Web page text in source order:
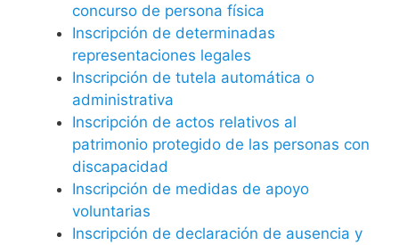
concurso de persona física
Inscripción de determinadas
representaciones legales
Inscripción de tutela automática o
administrativa
Inscripción de actos relativos al
patrimonio protegido de las personas con
discapacidad
Inscripción de medidas de apoyo
voluntarias
Inscripción de declaración de ausencia y